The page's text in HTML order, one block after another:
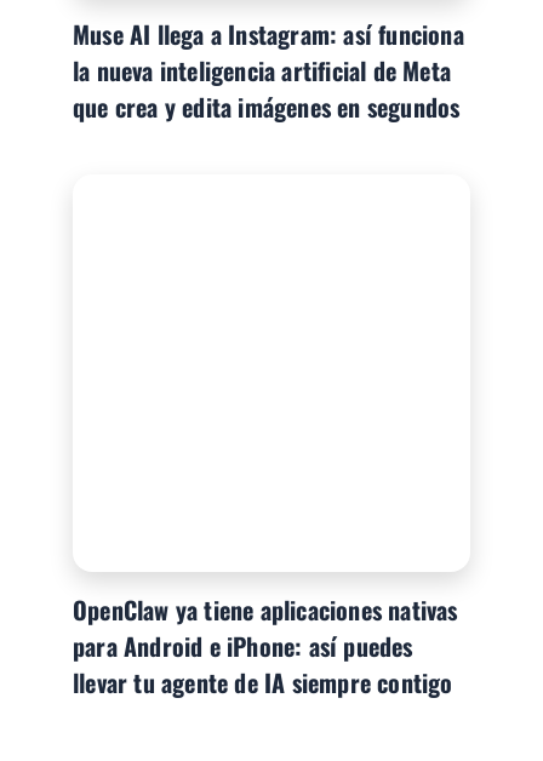
Muse AI llega a Instagram: así funciona
la nueva inteligencia artificial de Meta
que crea y edita imágenes en segundos
OpenClaw ya tiene aplicaciones nativas
para Android e iPhone: así puedes
llevar tu agente de IA siempre contigo